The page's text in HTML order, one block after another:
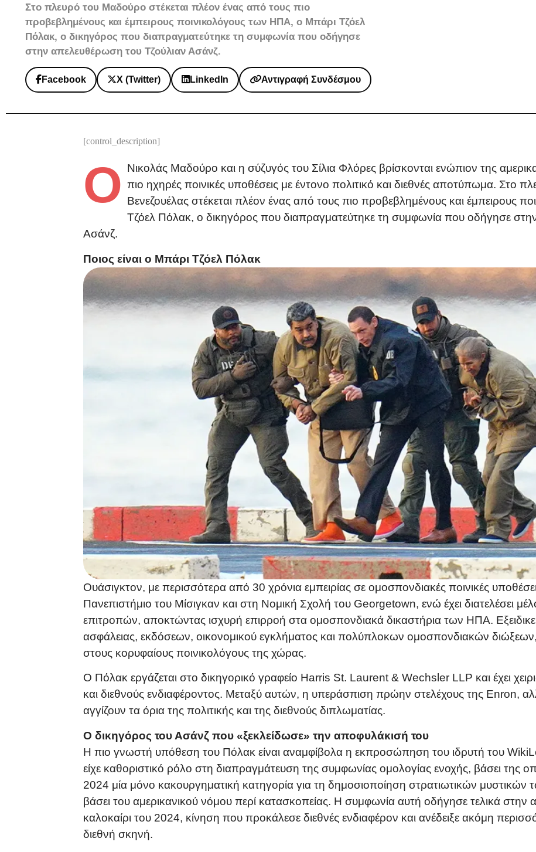
Στο πλευρό του Μαδούρο στέκεται πλέον ένας από τους πιο
προβεβλημένους και έμπειρους ποινικολόγους των ΗΠΑ, ο Μπάρι Τζόελ
Πόλακ, ο δικηγόρος που διαπραγματεύτηκε τη συμφωνία που οδήγησε
στην απελευθέρωση του Τζούλιαν Ασάνζ.
Facebook X (Twitter) LinkedIn Αντιγραφή Συνδέσμου
[control_description]
Ο Νικολάς Μαδούρο και η σύζυγός του Σίλια Φλόρες βρίσκονται ενώπιον της
πιο ηχηρές ποινικές υποθέσεις με έντονο πολιτικό και διεθνές αποτύπωμα. Στο
Βενεζουέλας στέκεται πλέον ένας από τους πιο προβεβλημένους και έμπειρους
Τζόελ Πόλακ, ο δικηγόρος που διαπραγματεύτηκε τη συμφωνία που οδήγησε
Ασάνζ.
Ποιος είναι ο Μπάρι Τζόελ Πόλακ
Ουάσιγκτον, με περισσότερα από 30 χρόνια εμπειρίας σε ομοσπονδιακές ποινικές
Πανεπιστήμιο του Μίσιγκαν και στη Νομική Σχολή του Georgetown, ενώ έχει διατελέσει
επιτροπών, αποκτώντας ισχυρή επιρροή στα ομοσπονδιακά δικαστήρια των ΗΠΑ.
ασφάλειας, εκδόσεων, οικονομικού εγκλήματος και πολύπλοκων ομοσπονδιακών
στους κορυφαίους ποινικολόγους της χώρας.
Ο Πόλακ εργάζεται στο δικηγορικό γραφείο Harris St. Laurent & Wechsler LLP και έχει
και διεθνούς ενδιαφέροντος. Μεταξύ αυτών, η υπεράσπιση πρώην στελέχους της Enron,
αγγίζουν τα όρια της πολιτικής και της διεθνούς διπλωματίας.
Ο δικηγόρος του Ασάνζ που «ξεκλείδωσε» την αποφυλάκισή του
Η πιο γνωστή υπόθεση του Πόλακ είναι αναμφίβολα η εκπροσώπηση του ιδρυτή του
είχε καθοριστικό ρόλο στη διαπραγμάτευση της συμφωνίας ομολογίας ενοχής, βάσει της
2024 μία μόνο κακουργηματική κατηγορία για τη δημοσιοποίηση στρατιωτικών
βάσει του αμερικανικού νόμου περί κατασκοπείας. Η συμφωνία αυτή οδήγησε τελικά
καλοκαίρι του 2024, κίνηση που προκάλεσε διεθνές ενδιαφέρον και ανέδειξε ακόμη
διεθνή σκηνή.